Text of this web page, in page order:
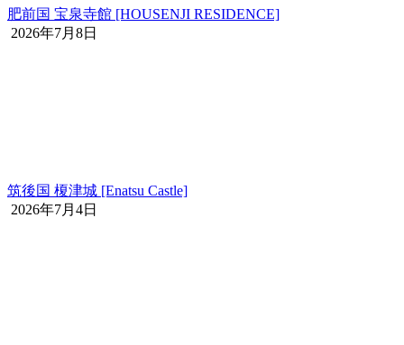
肥前国 宝泉寺館 [HOUSENJI RESIDENCE]
2026年7月8日
筑後国 榎津城 [Enatsu Castle]
2026年7月4日